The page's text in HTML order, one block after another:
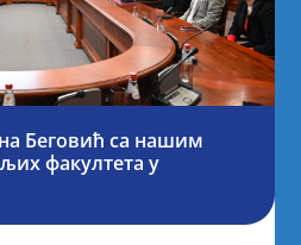
Беговић са нашим
факултета у